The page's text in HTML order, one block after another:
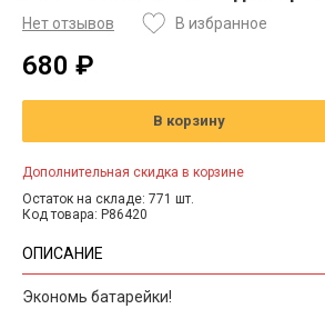
Нет отзывов В избранное
680 ₽
В корзину
Дополнительная скидка в корзине
Остаток на складе: 771 шт.
Код товара: P86420
ОПИСАНИЕ
Экономь батарейки!